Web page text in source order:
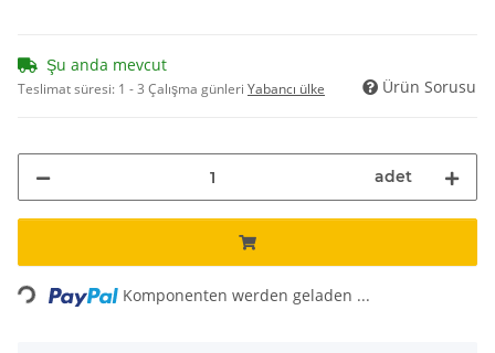
Şu anda mevcut
Teslimat süresi: 1 - 3 Çalışma günleri Yabancı ülke Ürün Sorusu
adet
Loading... Komponenten werden geladen ...